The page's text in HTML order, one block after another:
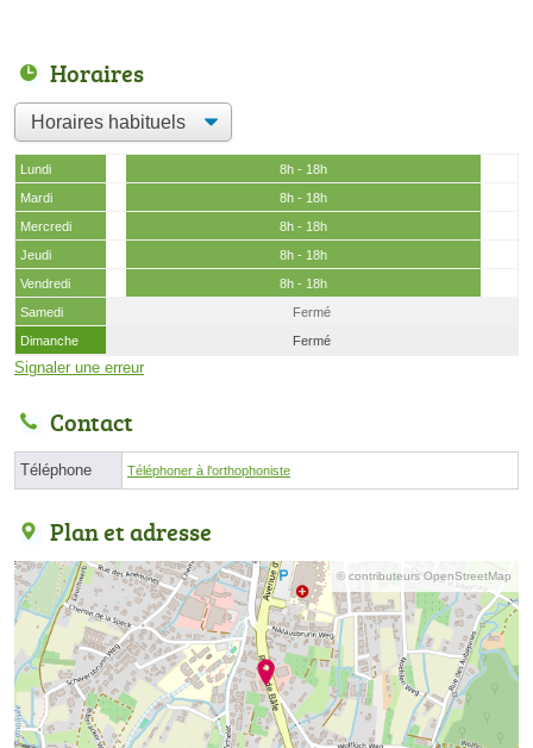
Horaires
Lundi
8h - 18h
Mardi
8h - 18h
Mercredi
8h - 18h
Jeudi
8h - 18h
Vendredi
8h - 18h
Samedi
Fermé
Dimanche
Fermé
Signaler une erreur
Contact
Téléphone Téléphoner à l'orthophoniste
Plan et adresse
© contributeurs OpenStreetMap